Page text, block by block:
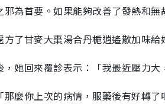
邪為首要。如果能夠改善了發熱和無
方了甘麥大棗湯合丹梔逍遙散加味
，她回來覆診表示：「我最近壓力大
那麼你上次的病情，服藥後有好轉